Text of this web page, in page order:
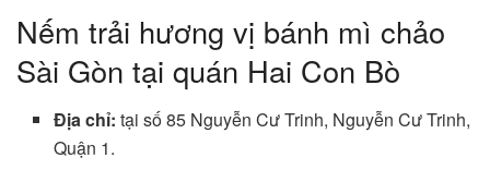
Nếm trải hương vị bánh mì chảo
Sài Gòn tại quán Hai Con Bò
Địa chỉ:tại số 85 Nguyễn Cư Trinh, Nguyễn Cư Trinh,
Quận 1.